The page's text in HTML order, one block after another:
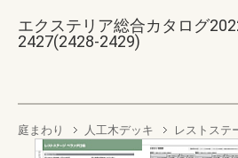
エクステリア総合カタログ
2427(2428-2429)
庭まわり 人工木デッキ レストステ